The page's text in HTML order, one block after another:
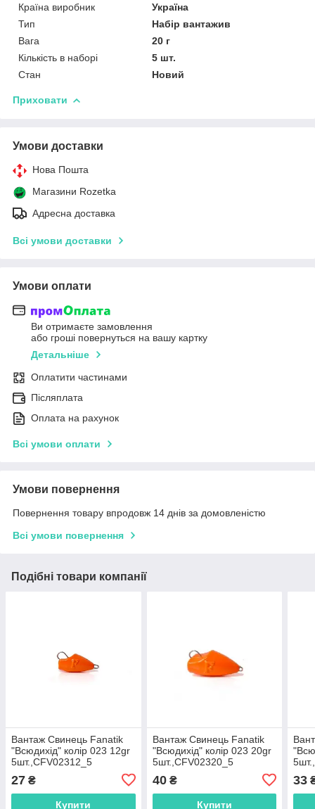
Країна виробник
Україна
Тип
Набір вантажив
Вага
20 г
Кількість в наборі
5 шт.
Стан
Новий
Приховати
Умови доставки
Нова Пошта
Магазини Rozetka
Адресна доставка
Всі умови доставки
Умови оплати
Ви отримаєте замовлення
або гроші повернуться на вашу картку
Детальніше
Оплатити частинами
Післяплата
Оплата на рахунок
Всі умови оплати
Умови повернення
Повернення товару впродовж 14 днів за домовленістю
Всі умови повернення
Подібні товари компанії
Вантаж Свинець Fanatik
"Всюдихід" колір 023 12gr
5шт.,CFV02312_5
27 ₴
Купити
Вантаж Свинець Fanatik
"Всюдихід" колір 023 20gr
5шт.,CFV02320_5
40₴
Купити
33